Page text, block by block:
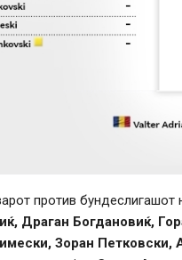
против бундеслигашот
Драган Богдановиќ,
Зоран